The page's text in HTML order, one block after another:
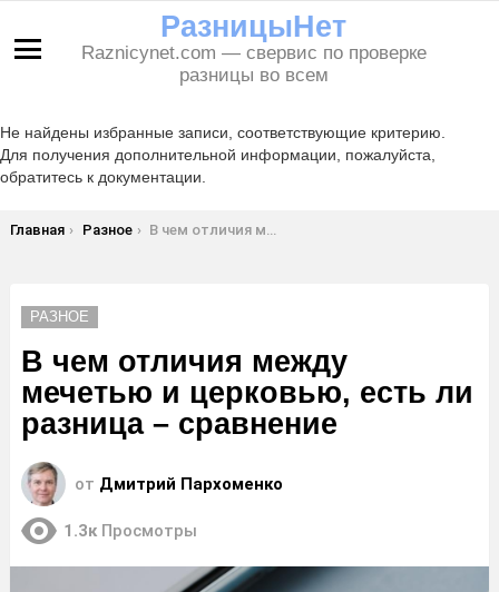
РазницыНет
Raznicynet.com — свервис по проверке
разницы во всем
Не найдены избранные записи, соответствующие критерию.
Для получения дополнительной информации, пожалуйста,
обратитесь к документации.
Вы здесь:
Главная Разное В чем отличия между мечетью и церковью, есть ли разница – сравнение
РАЗНОЕ
В чем отличия между
мечетью и церковью, есть ли
разница – сравнение
от Дмитрий Пархоменко
1.3к Просмотры